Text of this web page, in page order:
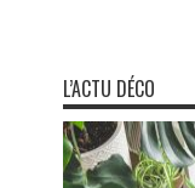
L’ACTU DÉCO